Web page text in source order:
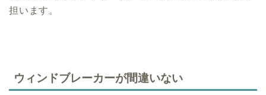
担います。
ウィンドブレーカーが間違いない